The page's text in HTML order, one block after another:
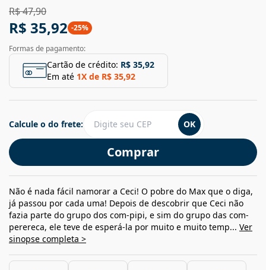
R$ 47,90
R$ 35,92 -25%
Formas de pagamento:
Cartão de crédito: R$ 35,92
Em até 1X de R$ 35,92
Comprar
Calcule o do frete: OK
Não é nada fácil namorar a Ceci! O pobre do Max que o diga,
já passou por cada uma! Depois de descobrir que Ceci não
fazia parte do grupo dos com-pipi, e sim do grupo das com-
perereca, ele teve de esperá-la por muito e muito temp... Ver
sinopse completa >